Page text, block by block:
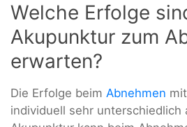
Welche Erfolge
Akupunktur zum
erwarten?
Die Erfolge beim Abnehmen
individuell sehr unterschiedlich